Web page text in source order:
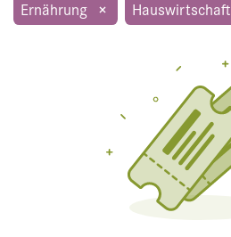
Ernährung × Hauswirtschaft